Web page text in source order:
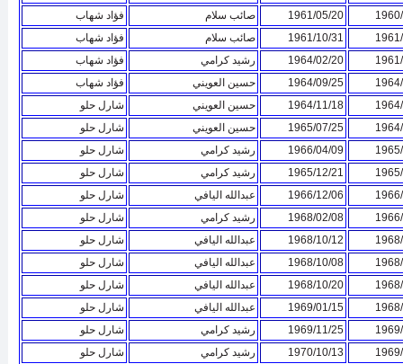
1961/05/20 صائب سلام
فؤاد شهاب
1961/10/31 صائب سلام
فؤاد شهاب
1964/02/20 رشيد كرامي
فؤاد شهاب
1964/09/25 حسين العويني
فؤاد شهاب
1964/11/18 حسين العويني
شارل حلو
1965/07/25 حسين العويني
شارل حلو
1966/04/09 رشيد كرامي
شارل حلو
1965/12/21 رشيد كرامي
شارل حلو
1966/12/06 عبدالله اليافي
شارل حلو
1968/02/08 رشيد كرامي
شارل حلو
1968/10/12 عبدالله اليافي
شارل حلو
1968/10/08 عبدالله اليافي
شارل حلو
1968/10/20 عبدالله اليافي
شارل حلو
1969/01/15 عبدالله اليافي
شارل حلو
1969/11/25 رشيد كرامي
شارل حلو
1970/10/13 رشيد كرامي
شارل حلو